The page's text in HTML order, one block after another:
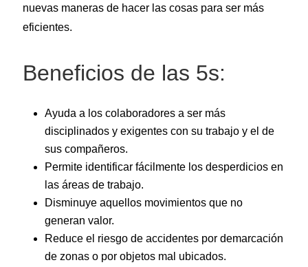
nuevas maneras de hacer las cosas para ser más
eficientes.
Beneficios de las 5s:
Ayuda a los colaboradores a ser más
disciplinados y exigentes con su trabajo y el de
sus compañeros.
Permite identificar fácilmente los desperdicios en
las áreas de trabajo.
Disminuye aquellos movimientos que no
generan valor.
Reduce el riesgo de accidentes por demarcación
de zonas o por objetos mal ubicados.